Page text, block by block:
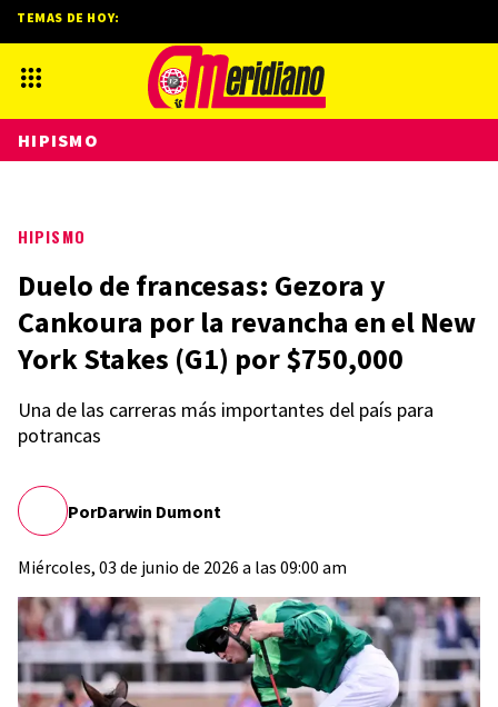
HIPISMO
Duelo de francesas: Gezora y
Cankoura por la revancha en el New
York Stakes (G1) por $750,000
Una de las carreras más importantes del país para
potrancas
PorDarwin Dumont
Miércoles, 03 de junio de 2026 a las 09:00 am
TEMAS DE HOY:
HIPISMO